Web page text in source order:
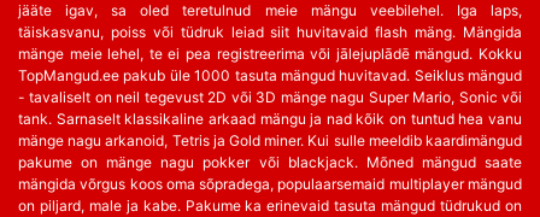
jääte igav, sa oled teretulnud meie mängu veebilehel. Iga laps,
täiskasvanu, poiss või tüdruk leiad siit huvitavaid flash mäng. Mängida
mänge meie lehel, te ei pea registreerima või jālejuplādē mängud. Kokku
TopMangud.ee pakub üle 1000 tasuta mängud huvitavad. Seiklus mängud
- tavaliselt on neil tegevust 2D või 3D mänge nagu Super Mario, Sonic või
tank. Sarnaselt klassikaline arkaad mängu ja nad kõik on tuntud hea vanu
mänge nagu arkanoid, Tetris ja Gold miner. Kui sulle meeldib kaardimängud
pakume on mänge nagu pokker või blackjack. Mõned mängud saate
mängida võrgus koos oma sõpradega, populaarsemaid multiplayer mängud
on piljard, male ja kabe. Pakume ka erinevaid tasuta mängud tüdrukud on